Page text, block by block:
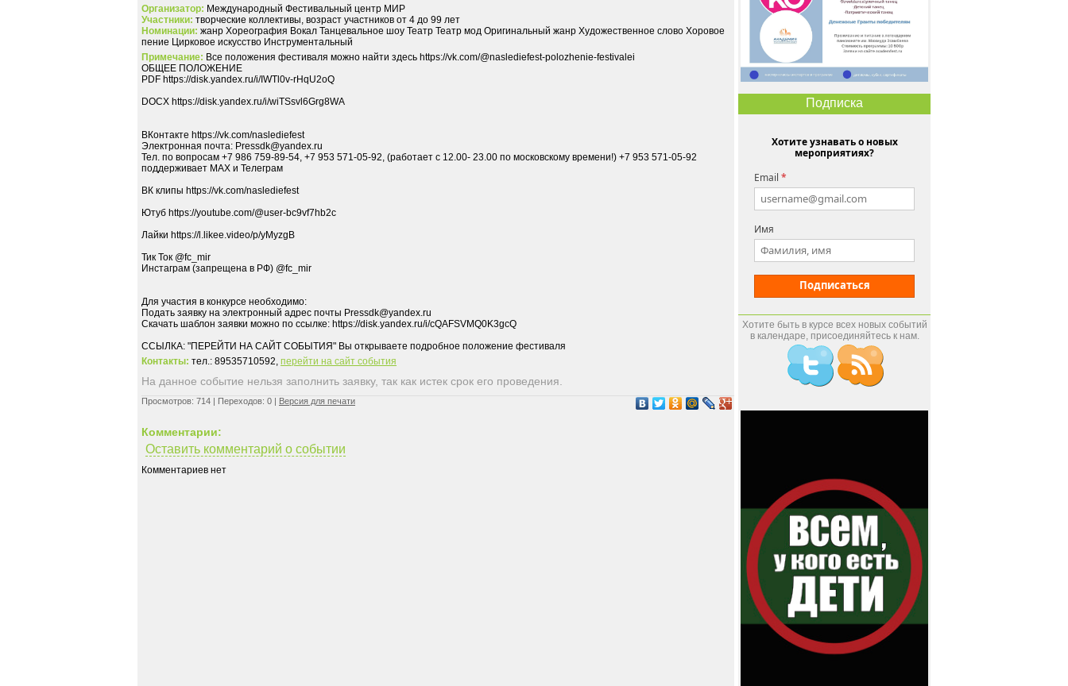
Организатор: Международный Фестивальный центр МИР
Участники: творческие коллективы, возраст участников от 4 до 99 лет
Номинации: жанр Хореография Вокал Танцевальное шоу Театр Театр мод Оригинальный жанр Художественное слово Хоровое
пение Цирковое искусство Инструментальный
Примечание: Все положения фестиваля можно найти здесь https://vk.com/@naslediefest-polozhenie-festivalei
ОБЩЕЕ ПОЛОЖЕНИЕ
PDF https://disk.yandex.ru/i/IWTl0v-rHqU2oQ
DOCX https://disk.yandex.ru/i/wiTSsvl6Grg8WA
ВКонтакте https://vk.com/naslediefest
Электронная почта: Pressdk@yandex.ru
Тел. по вопросам +7 986 759-89-54, +7 953 571-05-92, (работает с 12.00- 23.00 по московскому времени!) +7 953 571-05-92
поддерживает MAX и Телеграм
ВК клипы https://vk.com/naslediefest
Ютуб https://youtube.com/@user-bc9vf7hb2c
Лайки https://l.likee.video/p/yMyzgB
Тик Ток @fc_mir
Инстаграм (запрещена в РФ) @fc_mir
Для участия в конкурсе необходимо:
Подать заявку на электронный адрес почты Pressdk@yandex.ru
Скачать шаблон заявки можно по ссылке: https://disk.yandex.ru/i/cQAFSVMQ0K3gcQ
Контакты: тел.: 89535710592, перейти на сайт события
На данное событие нельзя заполнить заявку, так как истек срок его проведения.
Просмотров: 714 | Переходов: 0 | Версия для печати
Комментарии:
Оставить комментарий о событии
Комментариев нет
Подписка
Хотите узнавать о новых
мероприятиях?
Email *
Имя
Подписаться
Хотите быть в курсе всех новых событий
в календаре, присоединяйтесь к нам.